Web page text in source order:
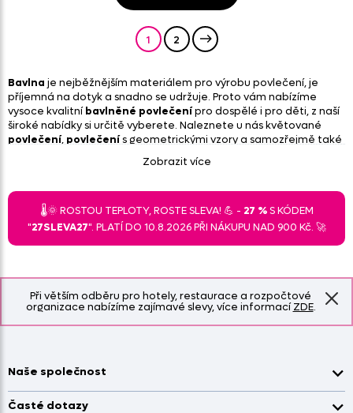
Při větším odběru pro hotely, restaurace a rozpočtové
organizace nabízíme zajímavé slevy, více informacíZDE.
Bavlna je nejběžnějším materiálem pro výrobu povlečení, je
příjemná na dotyk a snadno se udržuje. Proto vám nabízíme
vysoce kvalitníbavlněné povlečenípro dospělé i pro děti, z naší
široké nabídky si určitě vyberete. Naleznete u nás květované
povlečení, povlečenís geometrickými vzory a samozřejmě také
Bavlněné povečení
Zobrazit více
1 2
🌡️🌞 ROSTOU TEPLOTY, ROSTE SLEVA! 💪 - 27 %S KÓDEM
"27SLEVA27". PLATÍ DO 10.8.2026 PŘI NÁKUPU NAD 900 Kč. 🚀
Naše společnost
Doprava a platba
Časté dotazy